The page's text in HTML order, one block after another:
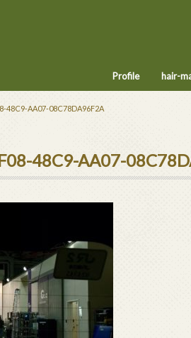
Profile hair-
48C9-AA07-08C78DA96F2A
48C9-AA07-